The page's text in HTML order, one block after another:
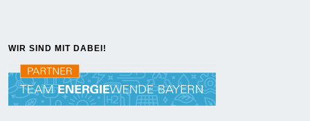
WIR SIND MIT DABEI!